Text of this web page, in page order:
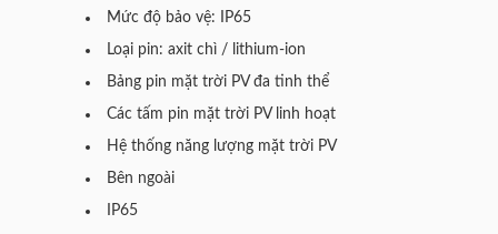
Mức độ bảo vệ: IP65
Loại pin: axit chì / lithium-ion
Bảng pin mặt trời PV đa tinh thể
Các tấm pin mặt trời PV linh hoạt
Hệ thống năng lượng mặt trời PV
Bên ngoài
IP65